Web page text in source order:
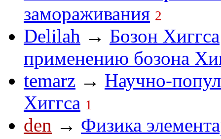
замораживания 2
Delilah → Бозон Хиггса
применению бозона
temarz → Научно-
Хиггса 1
den → Физика